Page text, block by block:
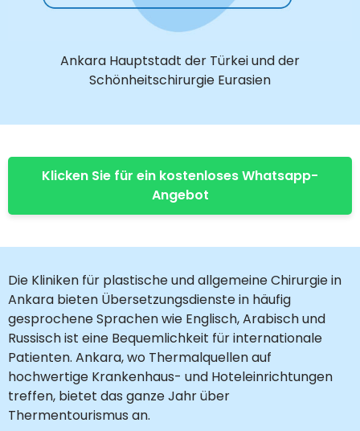
Ankara Hauptstadt der Türkei und der
Schönheitschirurgie Eurasien
Klicken Sie für ein kostenloses Whatsapp-
Angebot
Die Kliniken für plastische und allgemeine Chirurgie in
Ankara bieten Übersetzungsdienste in häufig
gesprochene Sprachen wie Englisch, Arabisch und
Russisch ist eine Bequemlichkeit für internationale
Patienten. Ankara, wo Thermalquellen auf
hochwertige Krankenhaus- und Hoteleinrichtungen
treffen, bietet das ganze Jahr über
Thermentourismus an.